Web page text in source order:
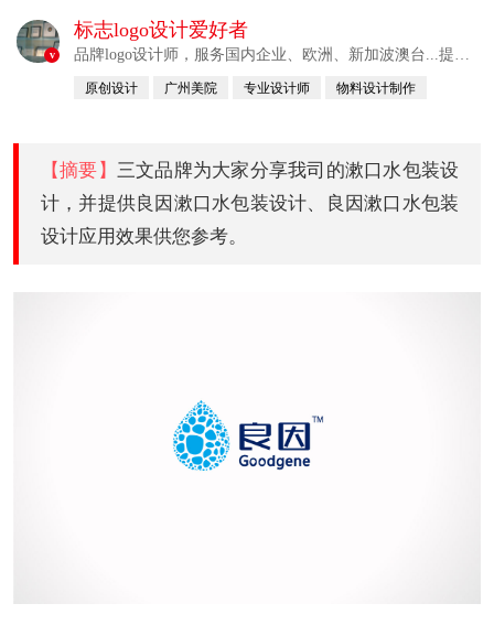
v
标志logo设计爱好者
品牌logo设计师，服务国内企业、欧洲、新加波澳台...提供
原创设计 广州美院 专业设计师 物料设计制作
【摘要】 三文品牌为大家分享我司的漱口水包装设
计，并提供良因漱口水包装设计、良因漱口水包装
设计应用效果供您参考。